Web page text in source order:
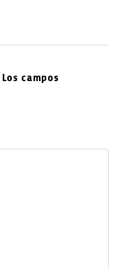
Los campos